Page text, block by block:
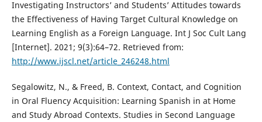
Investigating Instructors’ and Students’ Attitudes towards
the Effectiveness of Having Target Cultural Knowledge on
Learning English as a Foreign Language. Int J Soc Cult Lang
[Internet]. 2021; 9(3):64–72. Retrieved from:
http://www.ijscl.net/article_246248.html
Segalowitz, N., & Freed, B. Context, Contact, and Cognition
in Oral Fluency Acquisition: Learning Spanish in at Home
and Study Abroad Contexts. Studies in Second Language